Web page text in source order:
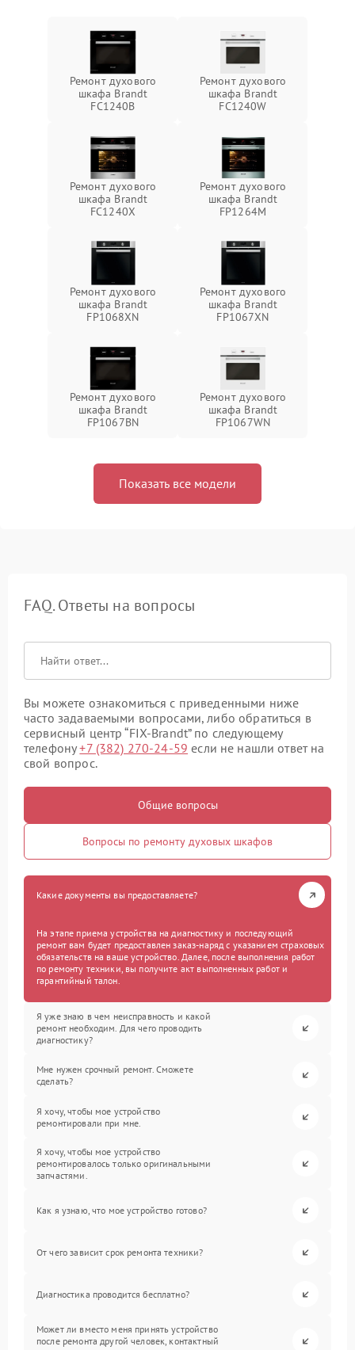
Ремонт духового
шкафа Brandt
FC1240B
Ремонт духового
шкафа Brandt
FC1240W
Ремонт духового
шкафа Brandt
FC1240X
Ремонт духового
шкафа Brandt
FP1264M
Ремонт духового
шкафа Brandt
FP1068XN
Ремонт духового
шкафа Brandt
FP1067XN
Ремонт духового
шкафа Brandt
FP1067BN
Ремонт духового
шкафа Brandt
FP1067WN
Показать все модели
FAQ. Ответы на вопросы
Вы можете ознакомиться с приведенными ниже
часто задаваемыми вопросами, либо обратиться в
сервисный центр “FIX-Brandt” по следующему
телефону+7 (382) 270-24-59 если не нашли ответ на
свой вопрос.
Общие вопросы
Вопросы по ремонту духовых шкафов
Какие документы вы предоставляете?
На этапе приема устройства на диагностику и последующий
ремонт вам будет предоставлен заказ-наряд с указанием страховых
обязательств на ваше устройство. Далее, после выполнения работ
по ремонту техники, вы получите акт выполненных работ и
гарантийный талон.
Я уже знаю в чем неисправность и какой
ремонт необходим. Для чего проводить
диагностику?
Мне нужен срочный ремонт. Сможете
сделать?
Я хочу, чтобы мое устройство
ремонтировали при мне.
Я хочу, чтобы мое устройство
ремонтировалось только оригинальными
запчастями.
Как я узнаю, что мое устройство готово?
От чего зависит срок ремонта техники?
Диагностика проводится бесплатно?
Может ли вместо меня принять устройство
после ремонта другой человек, контактный